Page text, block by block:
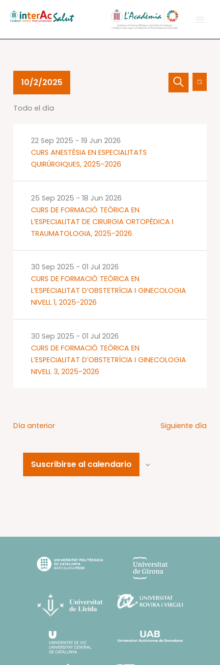
Eventos
Oct
Navegación
deBuscar
de
Día
10/2/2025
la
Todo el día
CURS ANESTÈSIA EN ESPECIALITATS
QUIRÚRGIQUES, 2025-2026
22 Sep 2025 - 19 Jun 2026
CURS DE FORMACIÓ TEÒRICA EN
L’ESPECIALITAT DE CIRURGIA ORTOPÈDICA I
TRAUMATOLOGIA, 2025-2026
25 Sep 2025 - 18 Jun 2026
CURS DE FORMACIÓ TEÒRICA EN
L’ESPECIALITAT D’OBSTETRÍCIA I GINECOLOGIA
NIVELL 1, 2025-2026
30 Sep 2025 - 01 Jul 2026
CURS DE FORMACIÓ TEÒRICA EN
L’ESPECIALITAT D’OBSTETRÍCIA I GINECOLOGIA
NIVELL 3, 2025-2026
30 Sep 2025 - 01 Jul 2026
Día anterior Siguiente día
Suscribirse al calendario